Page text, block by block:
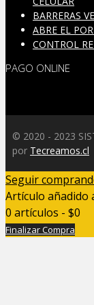
BARRERAS
ABRE EL
CONTROL
PAGO ONLINE
© 2020 - 2023
por Tecreamos.cl
Seguir
Artículo añadido
0 artículos - $0
Finalizar Compra